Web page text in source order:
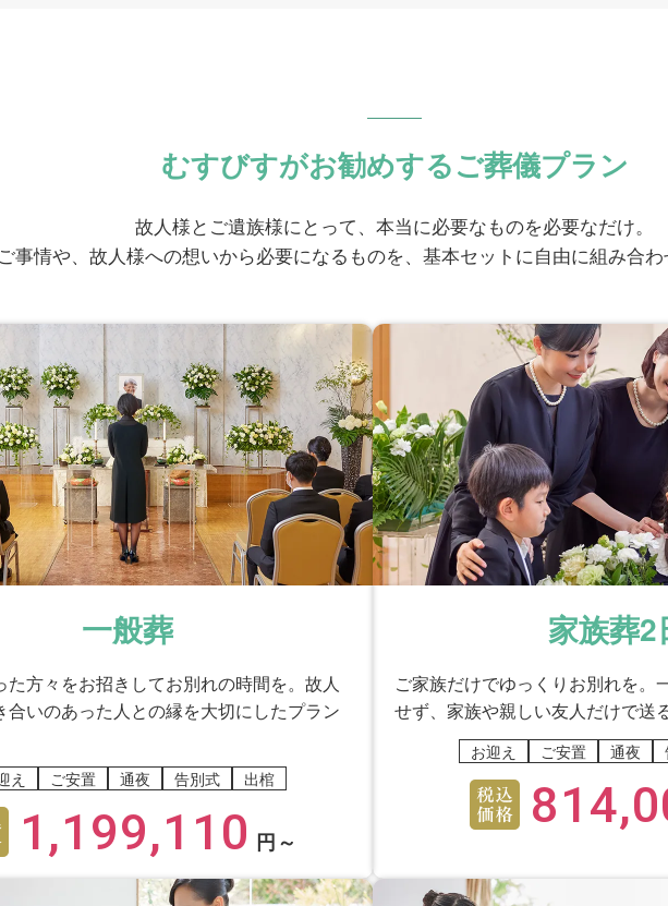
すの葬祭プランナー
都葛飾区 K様からいただいたコメント
んであり、私はとしては…
、スケジュールや作法に関するご案内は分かりやすかったですか？
理解出来てました。ありがとう。
せ時、皆様のお時間や体調への配慮はしっかりできておりましたか？
おしゃべりしてしまって無駄な時間をと思う。ごめんなさい。
、静かに。白一色。
じて、イメージしていたお別れができたとお感じになりますか？
むすびすがお勧めするご葬儀プラン
故人様とご遺族様にとって、本当に必要なものを必要なだけ。
事情や、故人様への想いから必要になるものを、基本セットに自由に組み合わ
一般葬
た方々をお招きしてお別れの時間を。故人
合いのあった人との縁を大切にしたプラン
え ご安置 通夜 告別式 出棺
1,199,110 円～
家族葬2
ご家族だけでゆっくりお別れを。
せず、家族や親しい友人だけで送
お迎え ご安置 通夜